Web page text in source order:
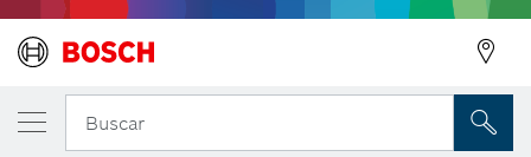
Buscar
PRO Impact juego con portabrocas de
índice Pick and Click, PH2, PZ2, T15, T20,